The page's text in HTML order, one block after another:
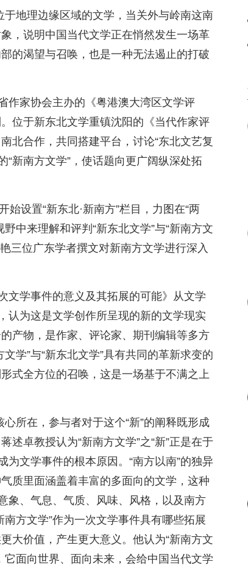
于地理边缘区域的文学，当关外与岭南这南
，说明中国当代文学正在悄然发生一场革
的渴望与召唤，也是一种无法遏止的打破
作家协会主办的《粤港澳大湾区文学评
位于新东北文学重镇沈阳的《当代作家评
北合作，共同搭建平台，讨论“东北文艺复
“新南方文学”，使话题向更广阔纵深处拓
始设置“新东北·新南方”栏目，力图在“两
中来理解和评判“新东北文学”与“新南方文
三位广东学者撰文对新南方文学进行深入
文学事件的意义及其拓展的可能》从文学
认为这是文学创作所呈现的新的文学现实
产物，是作家、评论家、期刊编辑等多方
学”与“新东北文学”具有共同的革新求变的
式全方位的召唤，这是一场基于不满之上
心所在，参与者对于这个“新”的阐释既形成
述卓教授认为“新南方文学”之“新”正是在于
为文学事件的根本原因。“南方以南”的独异
质里面涵盖着丰富的多面向的文学，这种
象、气息、气质、风味、风格，以及南方
方文学”作为一次文学事件具有哪些拓展
大价值，产生更大意义。他认为“新南方文
面向世界、面向未来，会给中国当代文学